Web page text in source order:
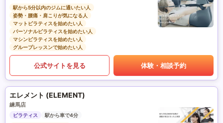
駅から5分以内のジムに通いたい人
姿勢・腰痛・肩こりが気になる人
マットピラティスを始めたい人
パーソナルピラティスを始めたい人
マシンピラティスを始めたい人
グループレッスンで始めたい人
公式サイトを見る 体験・相談予約
エレメント (ELEMENT)
練馬店
ピラティス
駅から車で4分